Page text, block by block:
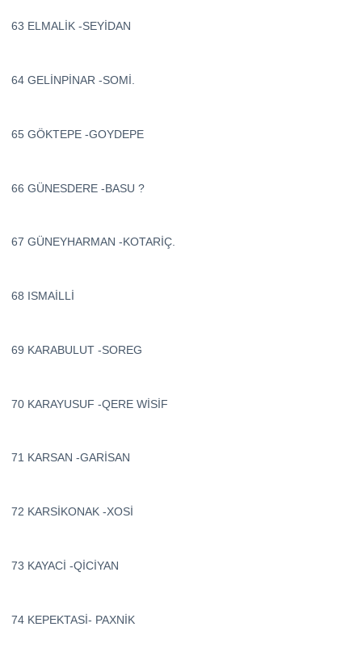
63 ELMALİK -SEYİDAN
64 GELİNPİNAR -SOMİ.
65 GÖKTEPE -GOYDEPE
66 GÜNESDERE -BASU ?
67 GÜNEYHARMAN -KOTARİÇ.
68 ISMAİLLİ
69 KARABULUT -SOREG
70 KARAYUSUF -QERE WİSİF
71 KARSAN -GARİSAN
72 KARSİKONAK -XOSİ
73 KAYACİ -QİCİYAN
74 KEPEKTASİ- PAXNİK